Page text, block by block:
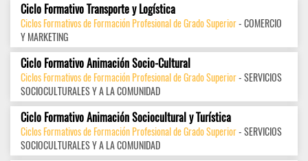
Ciclo Formativo Transporte y Logística
Ciclos Formativos de Formación Profesional de Grado Superior- COMERCIO
Y MARKETING
Ciclo Formativo Animación Socio-Cultural
Ciclos Formativos de Formación Profesional de Grado Superior- SERVICIOS
SOCIOCULTURALES Y A LA COMUNIDAD
Ciclo Formativo Animación Sociocultural y Turística
Ciclos Formativos de Formación Profesional de Grado Superior- SERVICIOS
SOCIOCULTURALES Y A LA COMUNIDAD